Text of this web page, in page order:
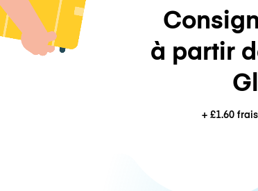
à partir
+ £1.60